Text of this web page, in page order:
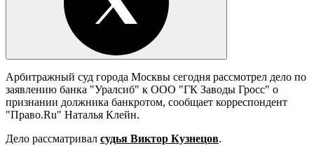
Арбитражный суд города Москвы сегодня рассмотрел дело по
заявлению банка "Уралсиб" к ООО "ГК Заводы Гросс" о
признании должника банкротом, сообщает корреспондент
"Право.Ru" Наталья Клейн.
Дело рассматривал судья Виктор Кузнецов.